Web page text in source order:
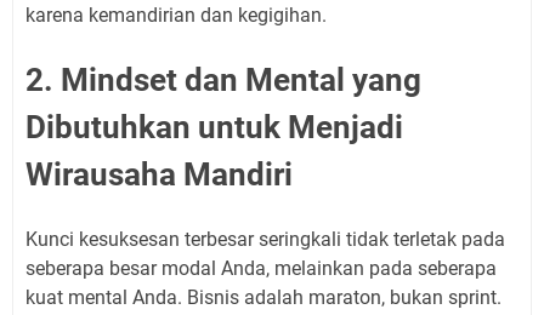
karena kemandirian dan kegigihan.
2. Mindset dan Mental yang
Dibutuhkan untuk Menjadi
Wirausaha Mandiri
Kunci kesuksesan terbesar seringkali tidak terletak pada
seberapa besar modal Anda, melainkan pada seberapa
kuat mental Anda. Bisnis adalah maraton, bukan sprint.